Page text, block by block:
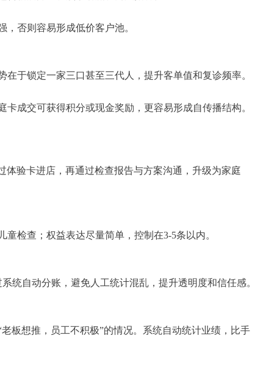
否则容易形成低价客户池。
于锁定一家三口甚至三代人，提升客单值和复诊频率。
成交可获得积分或现金奖励，更容易形成自传播结构。
体验卡进店，再通过检查报告与方案沟通，升级为家庭
检查；权益表达尽量简单，控制在3-5条以内。
统自动分账，避免人工统计混乱，提升透明度和信任感。
板想推，员工不积极”的情况。系统自动统计业绩，比手